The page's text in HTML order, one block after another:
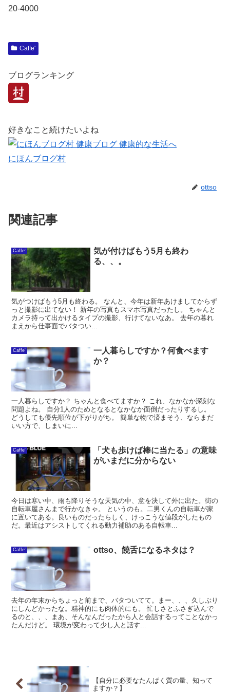
20-4000
Caffe'
ブログランキング
好きなこと続けたいよね
にほんブログ村
ottso
関連記事
Caffe'
気が付けばもう5月も終わ
る、、。
気がつけばもう5月も終わる。 なんと、今年は新年あけましてからず
っと撮影に出てない！ 新年の写真もスマホ写真だったし。 ちゃんと
カメラ持って出かけるタイプの撮影、行けてないなあ。 去年の暮れ
まえから仕事面でバタつい...
Caffe'
一人暮らしですか？何食べます
か？
一人暮らしですか？ ちゃんと食べてますか？ これ、なかなか深刻な
問題よね。 自分1人のためとなるとなかなか面倒だったりするし。
どうしても優先順位が下がりがち。 簡単な物で済まそう、ならまだ
いい方で、しまいに...
Caffe'
「犬も歩けば棒に当たる」の意味
がいまだに分からない
今日は寒い中、雨も降りそうな天気の中、意を決して外に出た。街の
自転車屋さんまで行かなきゃ。 というのも。二男くんの自転車が家
に置いてある。良いものだったらしく、けっこうな値段がしたもの
だ。最近はアシストしてくれる動力補助のある自転車...
Caffe' ottso、饒舌になるネタは？
去年の年末からちょっと前まで、バタついてて。まー、、、久しぶり
にしんどかったな。精神的にも肉体的にも。 忙しさとふさぎ込んで
るのと、、、まあ、そんなんだったから人と会話するってことなかっ
たんだけど。 環境が変わって少し人と話す...
【自分に必要なたんぱく質の量、知って
ますか？】